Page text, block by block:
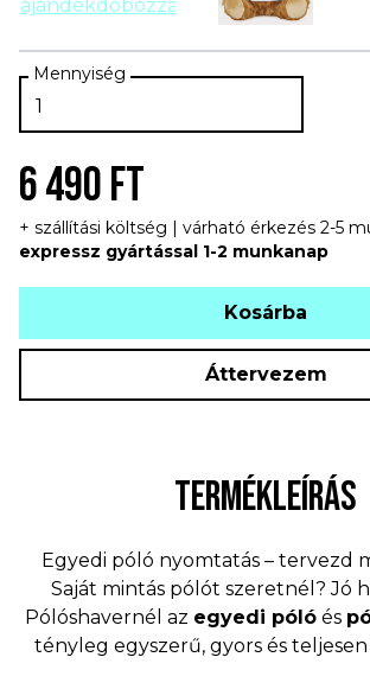
6 490 FT
+ szállítási költség | várható érkezés 2-5
expressz gyártással 1-2 munkanap
Kosárba
Áttervezem
TERMÉKLEÍRÁS
Egyedi póló nyomtatás – tervezd
Saját mintás pólót szeretnél? Jó
Pólóshavernél az egyedi póló és
tényleg egyszerű, gyors és